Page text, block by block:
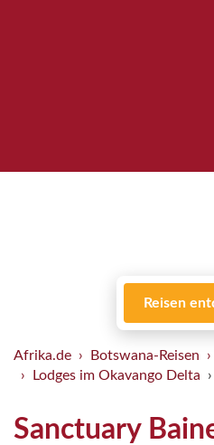
Reisen
Afrika.de Botswana-Reisen
Lodges im Okavango Delta
Sanctuary